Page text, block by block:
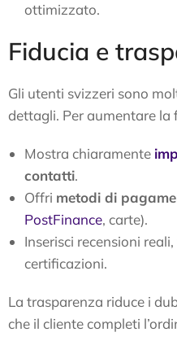
ottimizzato.
Fiducia e
Gli utenti svizzeri sono
dettagli. Per aumentare la
Mostra chiaramente
contatti.
Offri metodi di
PostFinance, carte).
Inserisci recensioni
certificazioni.
La trasparenza riduce i
che il cliente completi